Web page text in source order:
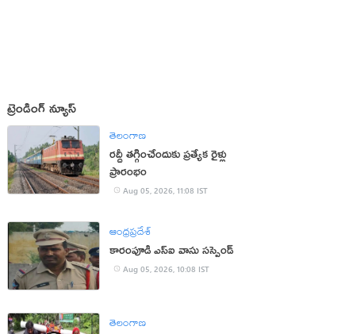
ట్రెండింగ్ న్యూస్
తెలంగాణ
రద్దీ తగ్గించేందుకు ప్రత్యేక రైళ్లు
ప్రారంభం
Aug 05, 2026, 11:08 IST
ఆంధ్రప్రదేశ్
కారంపూడి ఎస్ఐ వాసు స‌స్పెండ్‌
Aug 05, 2026, 10:08 IST
తెలంగాణ